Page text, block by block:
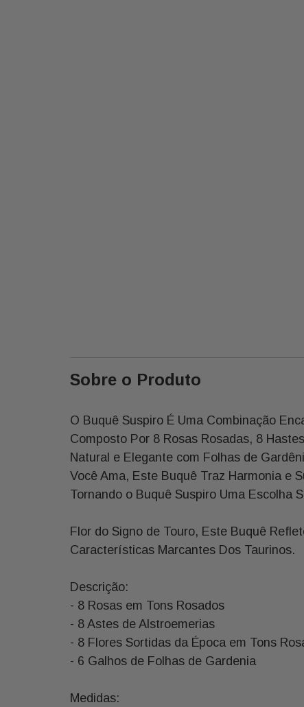
Sobre o Produto
O Buquê Suspiro É Uma Combinação
Composto Por 8 Rosas Rosadas, 8
Natural e Elegante com Folhas de
Você Ama, Este Buquê Traz Harmonia e
Tornando o Buquê Suspiro Uma Escolha
Flor do Signo de Touro, Este Buquê
Características Marcantes Dos Taurinos.
Descrição:
- 8 Rosas em Tons Rosados
- 8 Astes de Alstroemerias
- 8 Flores Sortidas da Época em Tons
- 6 Galhos de Folhas de Gardenia
Medidas: